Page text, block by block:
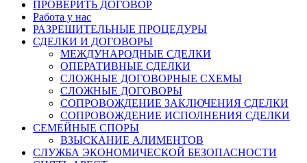
ПРОВЕРИТЬ ДОГОВОР
Работа у нас
РАЗРЕШИТЕЛЬНЫЕ ПРОЦЕДУРЫ
СДЕЛКИ И ДОГОВОРЫ
МЕЖДУНАРОДНЫЕ СДЕЛКИ
ОПЕРАТИВНЫЕ СДЕЛКИ
СЛОЖНЫЕ ДОГОВОРНЫЕ СХЕМЫ
СЛОЖНЫЕ ДОГОВОРЫ
СОПРОВОЖДЕНИЕ ЗАКЛЮЧЕНИЯ СДЕЛКИ
СОПРОВОЖДЕНИЕ ИСПОЛНЕНИЯ СДЕЛКИ
СЕМЕЙНЫЕ СПОРЫ
ВЗЫСКАНИЕ АЛИМЕНТОВ
СЛУЖБА ЭКОНОМИЧЕСКОЙ БЕЗОПАСНОСТИ